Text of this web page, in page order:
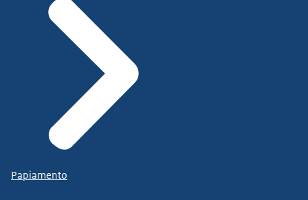
Papiamento